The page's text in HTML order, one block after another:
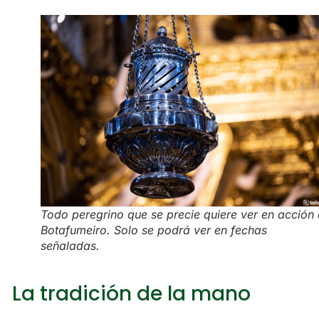
Todo peregrino que se precie quiere ver en acción
Botafumeiro. Solo se podrá ver en fechas
señaladas.
La tradición de la mano